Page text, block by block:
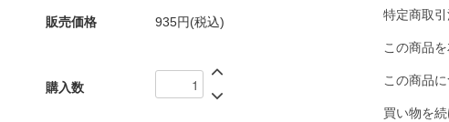
販売価格 935円(税込)
購入数
特定商取引
この商品
この商品
買い物を続